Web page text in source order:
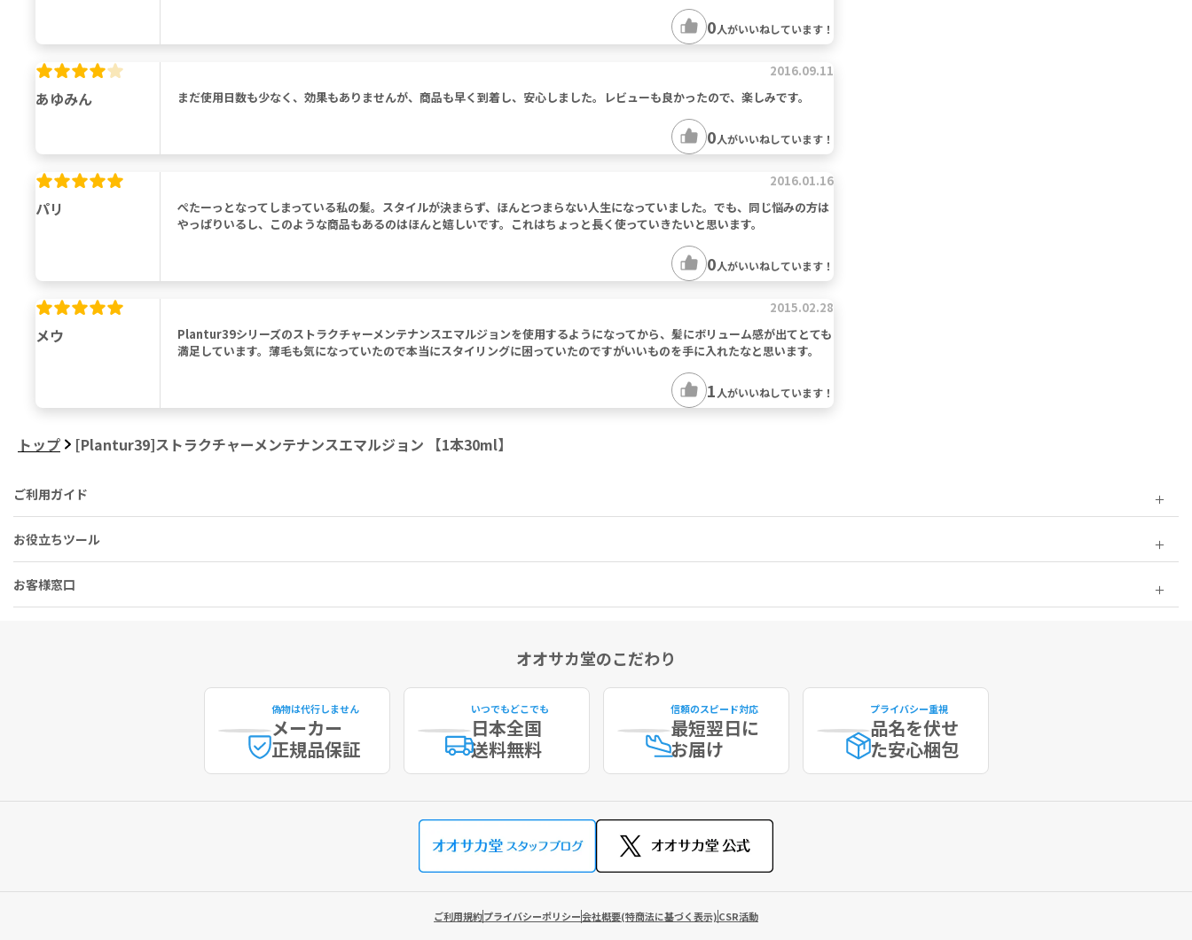
0人がいいねしています！
あゆみん
2016.09.11
まだ使用日数も少なく、効果もありませんが、商品も早く到着し、安心しました。レビューも良かったので、楽しみです。
0人がいいねしています！
パリ
2016.01.16
ぺたーっとなってしまっている私の髪。スタイルが決まらず、ほんとつまらない人生になっていました。でも、同じ悩みの方は
やっぱりいるし、このような商品もあるのはほんと嬉しいです。これはちょっと長く使っていきたいと思います。
0人がいいねしています！
メウ
2015.02.28
Plantur39シリーズのストラクチャーメンテナンスエマルジョンを使用するようになってから、髪にボリューム感が出てとても
満足しています。薄毛も気になっていたので本当にスタイリングに困っていたのですがいいものを手に入れたなと思います。
1 人がいいねしています！
トップ [Plantur39]ストラクチャーメンテナンスエマルジョン 【1本30ml】
ご利用ガイド
お役立ちツール
お客様窓口
オオサカ堂のこだわり
偽物は代行しません
メーカー
正規品保証
いつでもどこでも
日本全国
送料無料
信頼のスピード対応
最短翌日に
お届け
プライバシー重視
品名を伏せ
た安心梱包
ご利用規約プライバシーポリシー会社概要(特商法に基づく表示)CSR活動